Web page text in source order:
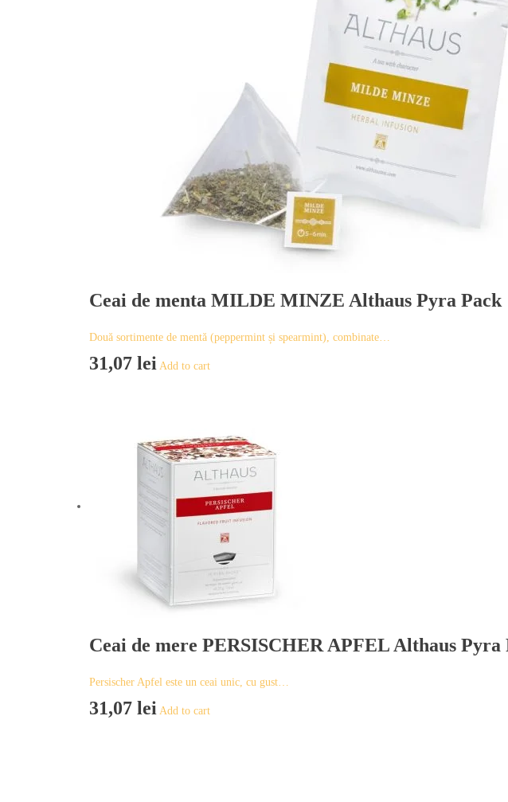
Ceai de menta MILDE MINZE Althaus Pyra Pack
Două sortimente de mentă (peppermint și spearmint), combinate…
31,07 lei Add to cart
Ceai de mere PERSISCHER APFEL Althaus Pyra
Persischer Apfel este un ceai unic, cu gust…
31,07 lei Add to cart